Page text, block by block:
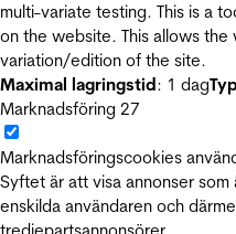
multi-variate testing. This is a
on the website. This allows
variation/edition of the site.
Maximal lagringstid: 1 dagTyp
Marknadsföring 27
Marknadsföringscookies
Syftet är att visa annonser
enskilda användaren och